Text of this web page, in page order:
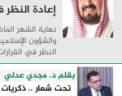
إعادة
نهاية الشهر
والشؤون
النظر في
بحيث تتيح
بقلم د. مجدي عدلي
تحت شعار ..